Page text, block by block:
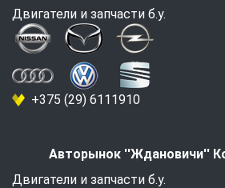
Двигатели и запчасти б.у.
+375 (29) 6111910
Авторынок ''Ждановичи''
Двигатели и запчасти б.у.